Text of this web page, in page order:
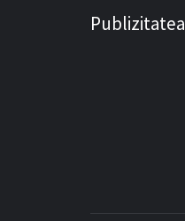
Publizitatea